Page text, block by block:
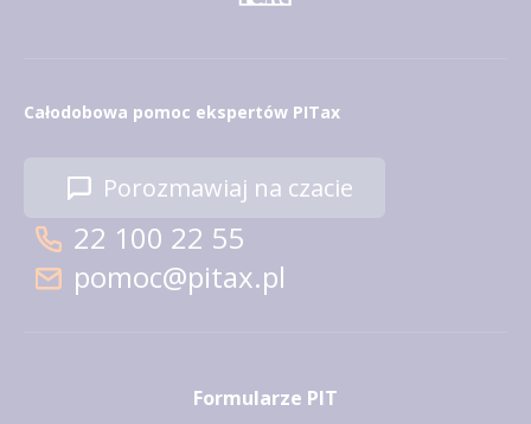
Całodobowa pomoc ekspertów PITax
Porozmawiaj na czacie
22 100 22 55
pomoc@pitax.pl
Formularze PIT